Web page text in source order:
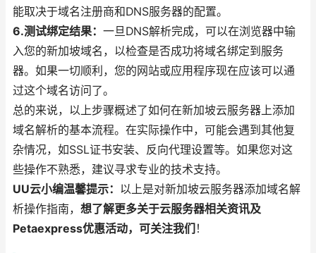
能取决于域名注册商和DNS服务器的配置。
6.测试绑定结果： 一旦DNS解析完成，可以在浏览器中输
入您的新加坡域名，以检查是否成功将域名绑定到服务
器。如果一切顺利，您的网站或应用程序现在应该可以通
过这个域名访问了。
总的来说，以上步骤概述了如何在新加坡云服务器上添加
域名解析的基本流程。在实际操作中，可能会遇到其他复
杂情况，如SSL证书安装、反向代理设置等。如果您对这
些操作不熟悉，建议寻求专业的技术支持。
UU云小编温馨提示： 以上是对新加坡云服务器添加域名解
析操作指南， 想了解更多关于云服务器相关资讯及
Petaexpress优惠活动，可关注我们 ！